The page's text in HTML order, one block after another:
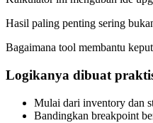
Hasil paling penting sering
Bagaimana tool membantu
Logikanya dibuat
Mulai dari inventory dan
Bandingkan breakpoint